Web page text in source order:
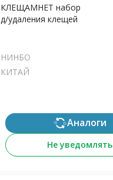
КЛЕЩАМНЕТ набор
д/удаления клещей
НИНБО
КИТАЙ
Аналоги
Не уведомлять